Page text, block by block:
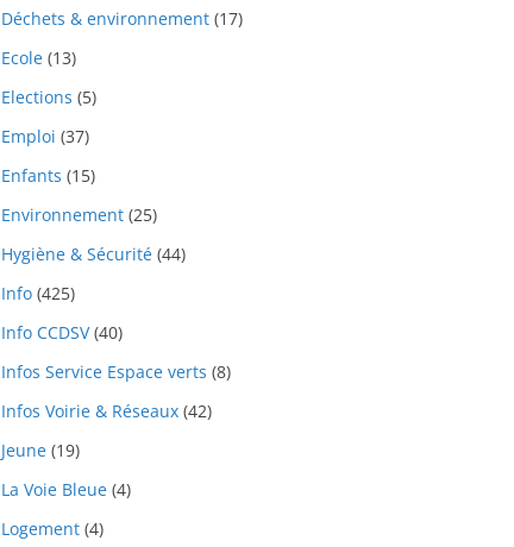
Déchets & environnement (17)
Ecole (13)
Elections (5)
Emploi (37)
Enfants (15)
Environnement (25)
Hygiène & Sécurité (44)
Info (425)
Info CCDSV(40)
Infos Service Espace verts (8)
Infos Voirie & Réseaux (42)
Jeune (19)
La Voie Bleue (4)
Logement (4)